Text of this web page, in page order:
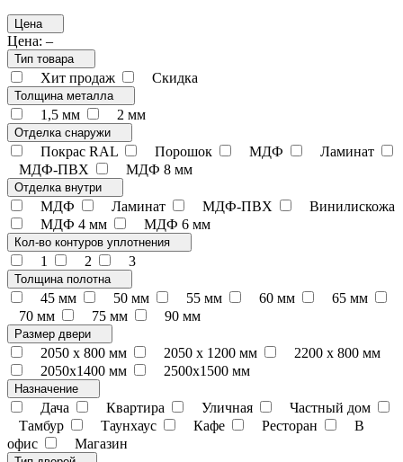
Цена
Цена: –
Тип товара
Хит продаж Скидка
Толщина металла
1,5 мм 2 мм
Отделка снаружи
Покрас RAL Порошок МДФ
Ламинат
МДФ-ПВХ
МДФ 8 мм
Отделка внутри
МДФ Ламинат МДФ-ПВХ
Винилискожа
МДФ 4 мм
МДФ 6 мм
Кол-во контуров уплотнения
1 2 3
Толщина полотна
45 мм 50 мм 55 мм 60 мм
65 мм
70 мм
75 мм 90 мм
Размер двери
2050 x 800 мм 2050 x 1200 мм
2200 x 800 мм
2050х1400 мм
2500х1500 мм
Назначение
Дача Квартира Уличная
Частный дом
Тамбур
Таунхаус Кафе Ресторан
В
офис
Магазин